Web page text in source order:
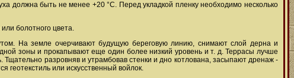
должна быть не менее +20 °С. Перед укладкой пленку необходимо несколько
болотного цвета.
На земле очерчивают будущую береговую линию, снимают слой дерна и
зоны и прокапывают еще один более низкий уровень и т. д. Террасы лучше
Тщательно разровняв и утрамбовав стенки и дно котлована, засыпают дренаж -
геотекстиль или искусственный войлок.